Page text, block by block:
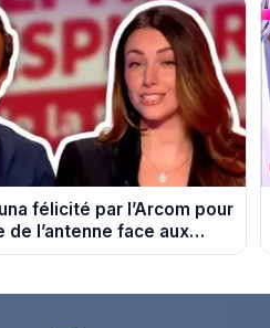
félicité par l’Arcom pour
de l’antenne face aux
Wespiser sur le